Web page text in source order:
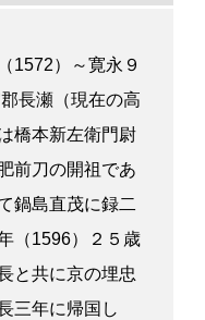
1572）～寛永９
長瀬（現在の高
橋本新左衛門尉
前刀の開祖であ
鍋島直茂に録二
（1596）２５歳
と共に京の埋忠
三年に帰国し